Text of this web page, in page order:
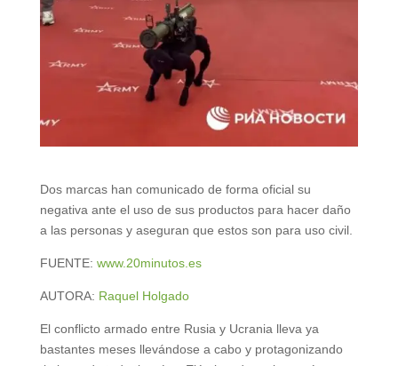
Dos marcas han comunicado de forma oficial su
negativa ante el uso de sus productos para hacer daño
a las personas y aseguran que estos son para uso civil.
FUENTE: www.20minutos.es
AUTORA: Raquel Holgado
El conflicto armado entre Rusia y Ucrania lleva ya
bastantes meses llevándose a cabo y protagonizando